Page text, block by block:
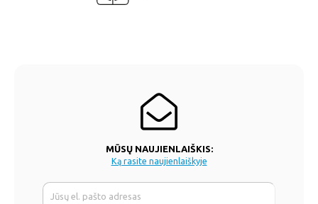
MŪSŲ NAUJIENLAIŠKIS:
Ką rasite naujienlaiškyje